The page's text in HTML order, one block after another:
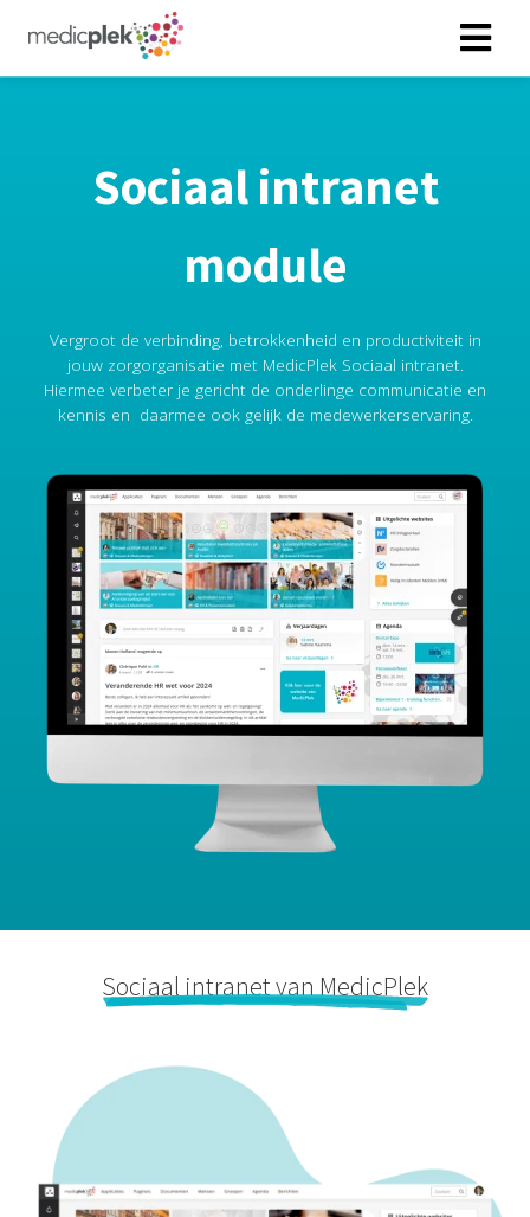
Sociaal intranet
module
Vergroot de verbinding, betrokkenheid en productiviteit in
jouw zorgorganisatie met MedicPlek Sociaal intranet.
Hiermee verbeter je gericht de onderlinge communicatie en
kennis en daarmee ook gelijk de medewerkerservaring.
Sociaal intranet van MedicPlek